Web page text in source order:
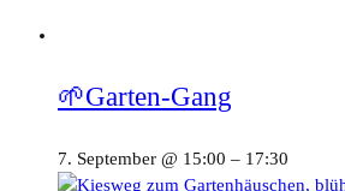
🌱Garten-Gang
7. September @ 15:00 – 17:30